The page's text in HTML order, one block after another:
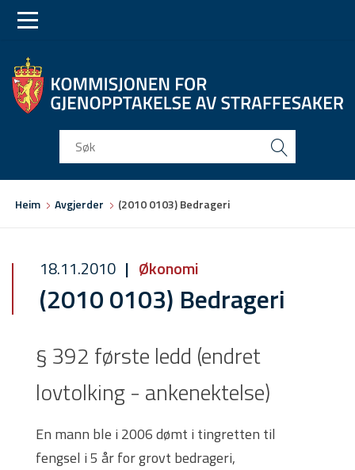
to
to
Heim Avgjerder (2010 0103) Bedrageri
18.11.2010 Økonomi
(2010 0103) Bedrageri
§ 392 første ledd (endret
lovtolking - ankenektelse)
En mann ble i 2006 dømt i tingretten til
fengsel i 5 år for grovt bedrageri,